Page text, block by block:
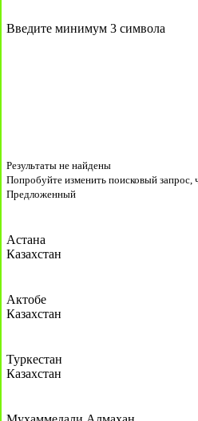
Введите минимум 3 символа
Результаты не найдены
Попробуйте изменить поисковый запрос,
Предложенный
Астана
Казахстан
Актобе
Казахстан
Туркестан
Казахстан